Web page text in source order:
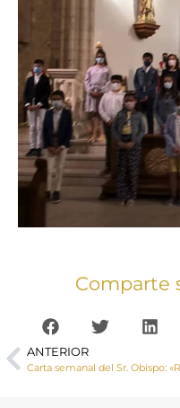
Comparte
ANTERIOR